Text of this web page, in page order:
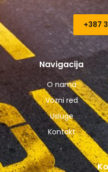
+387
Navigacija
O nama
Vozni red
Usluge
Kontakt